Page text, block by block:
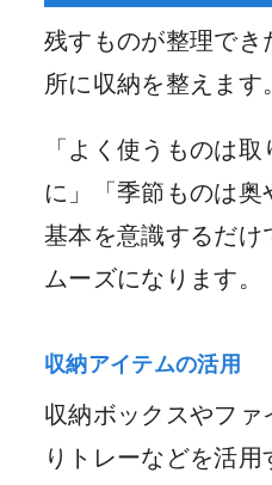
残すものが整理で
所に収納を整えます。
「よく使うものは
に」「季節ものは
基本を意識するだけ
ムーズになります。
収納アイテムの活用
収納ボックスやファ
りトレーなどを活